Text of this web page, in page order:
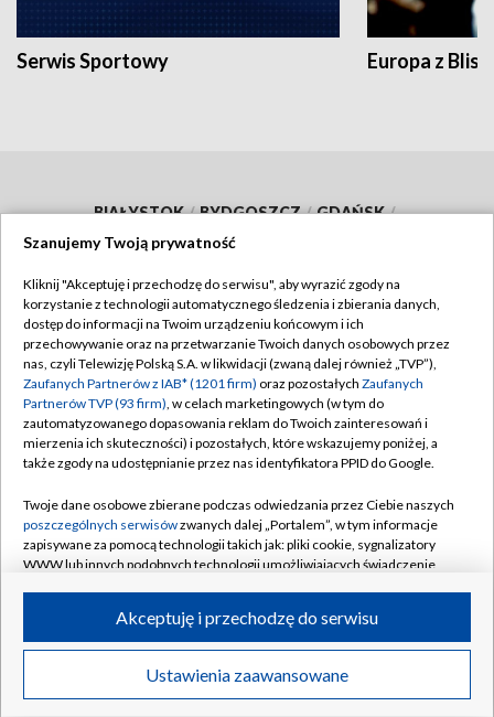
Serwis Sportowy Europa z
BIAŁYSTOK / BYDGOSZCZ / GDAŃSK /
GORZÓW WLKP. / KATOWICE
KRAKÓW / LUBLIN / ŁÓDŹ / OLSZTYN /
OPOLE / POZNAŃ / RZESZÓW /
SZCZECIN / WARSZAWA / WROCŁAW
Dołącz do nas:
TVP
Abonament TVP
Centrum informacji TVP
Naziemna Telewizja Cyfrowa
Regulamin TVP
Polityka prywatności
Moje zgody
Biuro reklamy
Szanujemy Twoją prywatność
Kliknij "Akceptuję i przechodzę do serwisu", aby wyrazić zgody na
korzystanie z technologii automatycznego śledzenia i zbierania danych,
dostęp do informacji na Twoim urządzeniu końcowym i ich
przechowywanie oraz na przetwarzanie Twoich danych osobowych przez
nas, czyli Telewizję Polską S.A. w likwidacji (zwaną dalej również „TVP”),
Zaufanych Partnerów z IAB* (1201 firm) oraz pozostałych Zaufanych
Partnerów TVP (93 firm), w celach marketingowych (w tym do
zautomatyzowanego dopasowania reklam do Twoich zainteresowań i
mierzenia ich skuteczności) i pozostałych, które wskazujemy poniżej, a
także zgody na udostępnianie przez nas identyfikatora PPID do Google.
Twoje dane osobowe zbierane podczas odwiedzania przez Ciebie naszych
poszczególnych serwisówzwanych dalej „Portalem”, w tym informacje
zapisywane za pomocą technologii takich jak: pliki cookie, sygnalizatory
WWW lub innych podobnych technologii umożliwiających świadczenie
ruchu w Internecie.
Twoje dane osobowe zbierane podczas odwiedzania przez Ciebie
poszczególnych serwisówna Portalu, takie jak adresy IP, identyfikatory
Ustawienia zaawansowane
Akceptuję i przechodzę do serwisu